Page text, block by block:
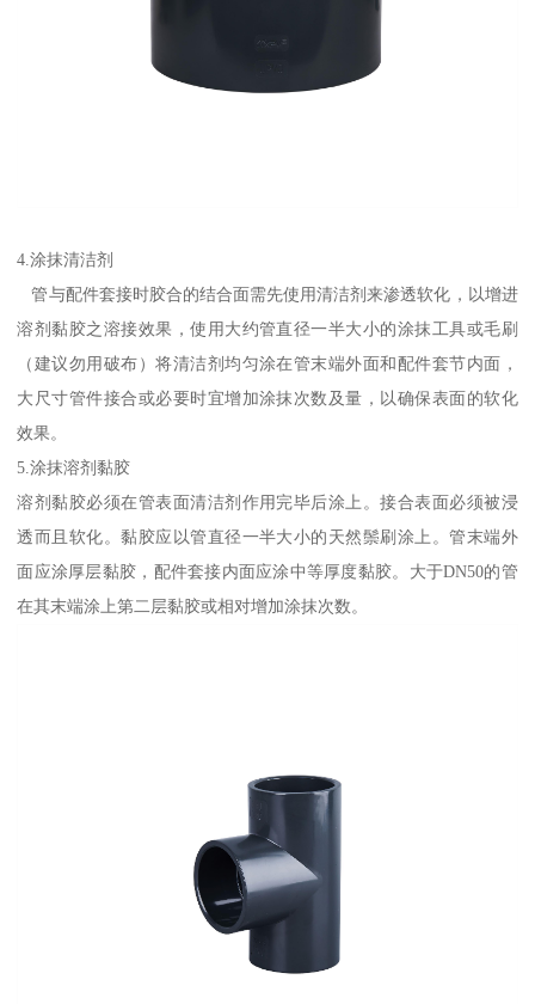
4.涂抹清洁剂
管与配件套接时胶合的结合面需先使用清洁剂来渗透软化，以增进
溶剂黏胶之溶接效果，使用大约管直径一半大小的涂抹工具或毛刷
（建议勿用破布）将清洁剂均匀涂在管末端外面和配件套节内面，
大尺寸管件接合或必要时宜增加涂抹次数及量，以确保表面的软化
效果。
5.涂抹溶剂黏胶
溶剂黏胶必须在管表面清洁剂作用完毕后涂上。接合表面必须被浸
透而且软化。黏胶应以管直径一半大小的天然鬃刷涂上。管末端外
面应涂厚层黏胶，配件套接内面应涂中等厚度黏胶。大于DN50的管
在其末端涂上第二层黏胶或相对增加涂抹次数。